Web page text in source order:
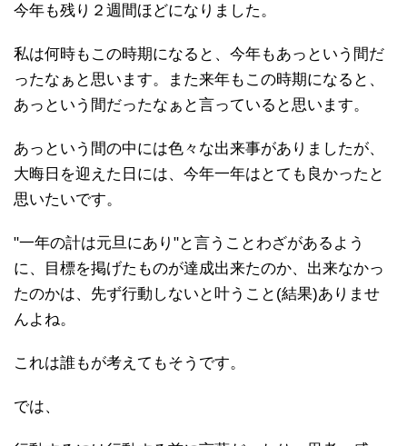
今年も残り２週間ほどになりました。
私は何時もこの時期になると、今年もあっという間だ
ったなぁと思います。また来年もこの時期になると、
あっという間だったなぁと言っていると思います。
あっという間の中には色々な出来事がありましたが、
大晦日を迎えた日には、今年一年はとても良かったと
思いたいです。
"一年の計は元旦にあり"と言うことわざがあるよう
に、目標を掲げたものが達成出来たのか、出来なかっ
たのかは、先ず行動しないと叶うこと(結果)ありませ
んよね。
これは誰もが考えてもそうです。
では、